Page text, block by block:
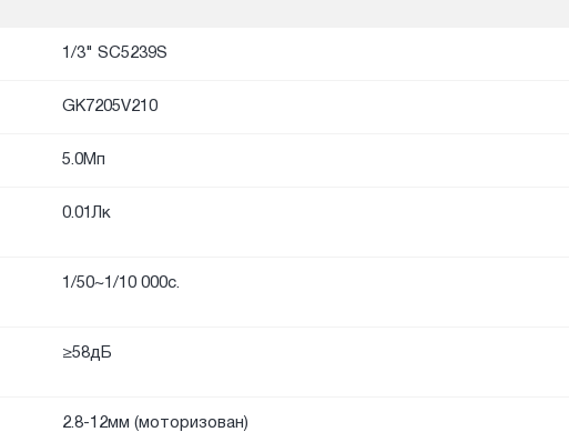
1/3" SC5239S
GK7205V210
5.0Мп
0.01Лк
1/50~1/10 000с.
≥58дБ
2.8-12мм (моторизован)